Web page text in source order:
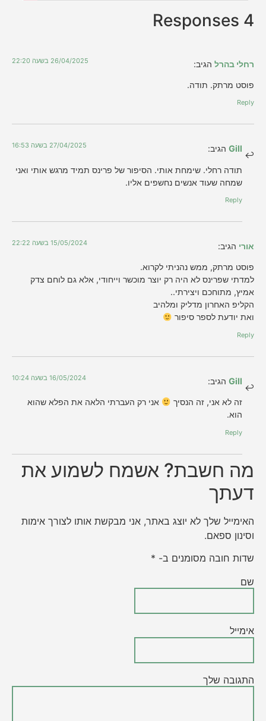
4 Responses
רחלי בהרל הגיב: 26/04/2025 בשעה 22:20
פוסט מרתק. תודה.
Reply
Gill הגיב: 27/04/2025 בשעה 16:53
תודה רחלי. שימחת אותי. הסיפור של פרינס תמיד מרגש אותי ואני
שמחה שעוד אנשים נחשפים אליו.
Reply
אורי הגיב: 15/05/2024 בשעה 22:22
פוסט מרתק, ממש נהניתי לקרוא.
למדתי שפרינס לא היה רק יוצר מוכשר וייחודי, אלא גם לוחם צדק
אמיץ, מתוחכם ויצירתי..
הקליפ האחרון מדליק ומלהיב
ואת יודעת לספר סיפור
Reply
Gill הגיב: 16/05/2024 בשעה 10:24
זה לא אני, זה הנסיך
אני רק העברתי הלאה את הפלא שהוא
הוא.
Reply
מה חשבת? אשמח לשמוע את
דעתך
האימייל שלך לא יוצג באתר, אני מבקשת אותו לצורך אימות
וסינון ספאם.
שדות חובה מסומנים ב- *
שם
אימייל
התגובה שלך